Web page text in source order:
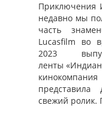
Приключения
недавно мы
часть
Lucasfilm во
2023
ленты
свежий ролик.